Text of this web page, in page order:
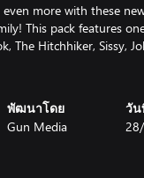
more with these
This pack features
The Hitchhiker, Sissy,
พัฒนาโดย
Gun Media
วัน